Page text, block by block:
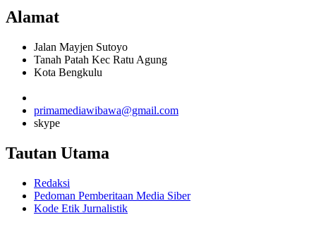
Alamat
Jalan Mayjen Sutoyo
Tanah Patah Kec Ratu Agung
Kota Bengkulu
primamediawibawa@gmail.com
skype
Tautan Utama
Redaksi
Pedoman Pemberitaan Media Siber
Kode Etik Jurnalistik